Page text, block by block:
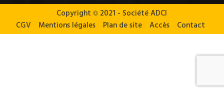
Copyright© 2021 - Société ADCI
CGV
Mentions légales Plan de site Accès Contact